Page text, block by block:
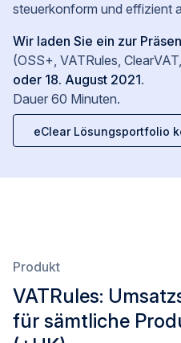
steuerkonform und effizient
Wir laden Sie ein zur
(OSS+, VATRules,
oder 18. August 2021.
Dauer 60 Minuten.
eClear Lösungsportfolio
Produkt
VATRules:
für sämtliche